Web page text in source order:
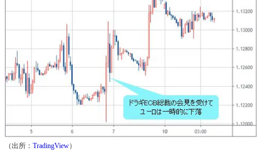
（出所： TradingView）